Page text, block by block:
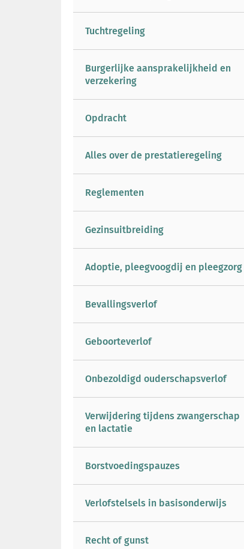
Tuchtregeling
Burgerlijke aansprakelijkheid en
verzekering
Opdracht
Alles over de prestatieregeling
Reglementen
Gezinsuitbreiding
Adoptie, pleegvoogdij en pleegzorg
Bevallingsverlof
Geboorteverlof
Onbezoldigd ouderschapsverlof
Verwijdering tijdens zwangerschap
en lactatie
Borstvoedingspauzes
Verlofstelsels in basisonderwijs
Recht of gunst